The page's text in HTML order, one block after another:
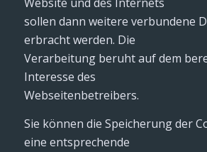
Website und des Internets
sollen dann weitere verbundene
erbracht werden. Die
Verarbeitung beruht auf dem
Interesse des
Webseitenbetreibers.
Sie können die Speicherung der
eine entsprechende